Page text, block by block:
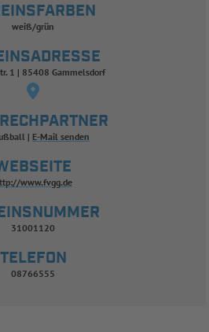
weiß/grün
1 | 85408 Gammelsdorf
E-Mail senden
www.fvgg.de
31001120
TELEFON
08766555